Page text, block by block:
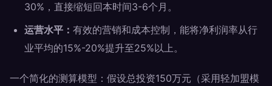
30%，直接缩短回本时间3-6个月。
运营水平： 有效的营销和成本控制，能将净利润率从行
业平均的15%-20%提升至25%以上。
一个简化的测算模型：假设总投资150万元（采用轻加盟模